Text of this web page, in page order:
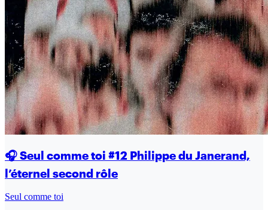
🎧 Seul comme toi #12 Philippe du Janerand,
l’éternel second rôle
Seul comme toi